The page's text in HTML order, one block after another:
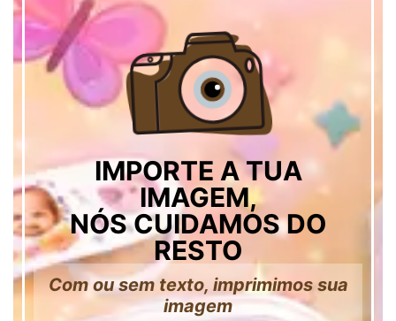
IMPORTE A TUA
IMAGEM,
NÓS CUIDAMOS DO
RESTO
Com ou sem texto, imprimimos sua
imagem